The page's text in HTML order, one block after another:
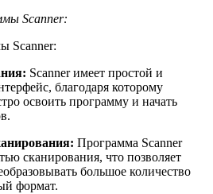
Scanner:
Scanner:
Scanner имеет простой и
благодаря которому
освоить программу и начать
Программа Scanner
сканирования, что позволяет
большое количество
формат.